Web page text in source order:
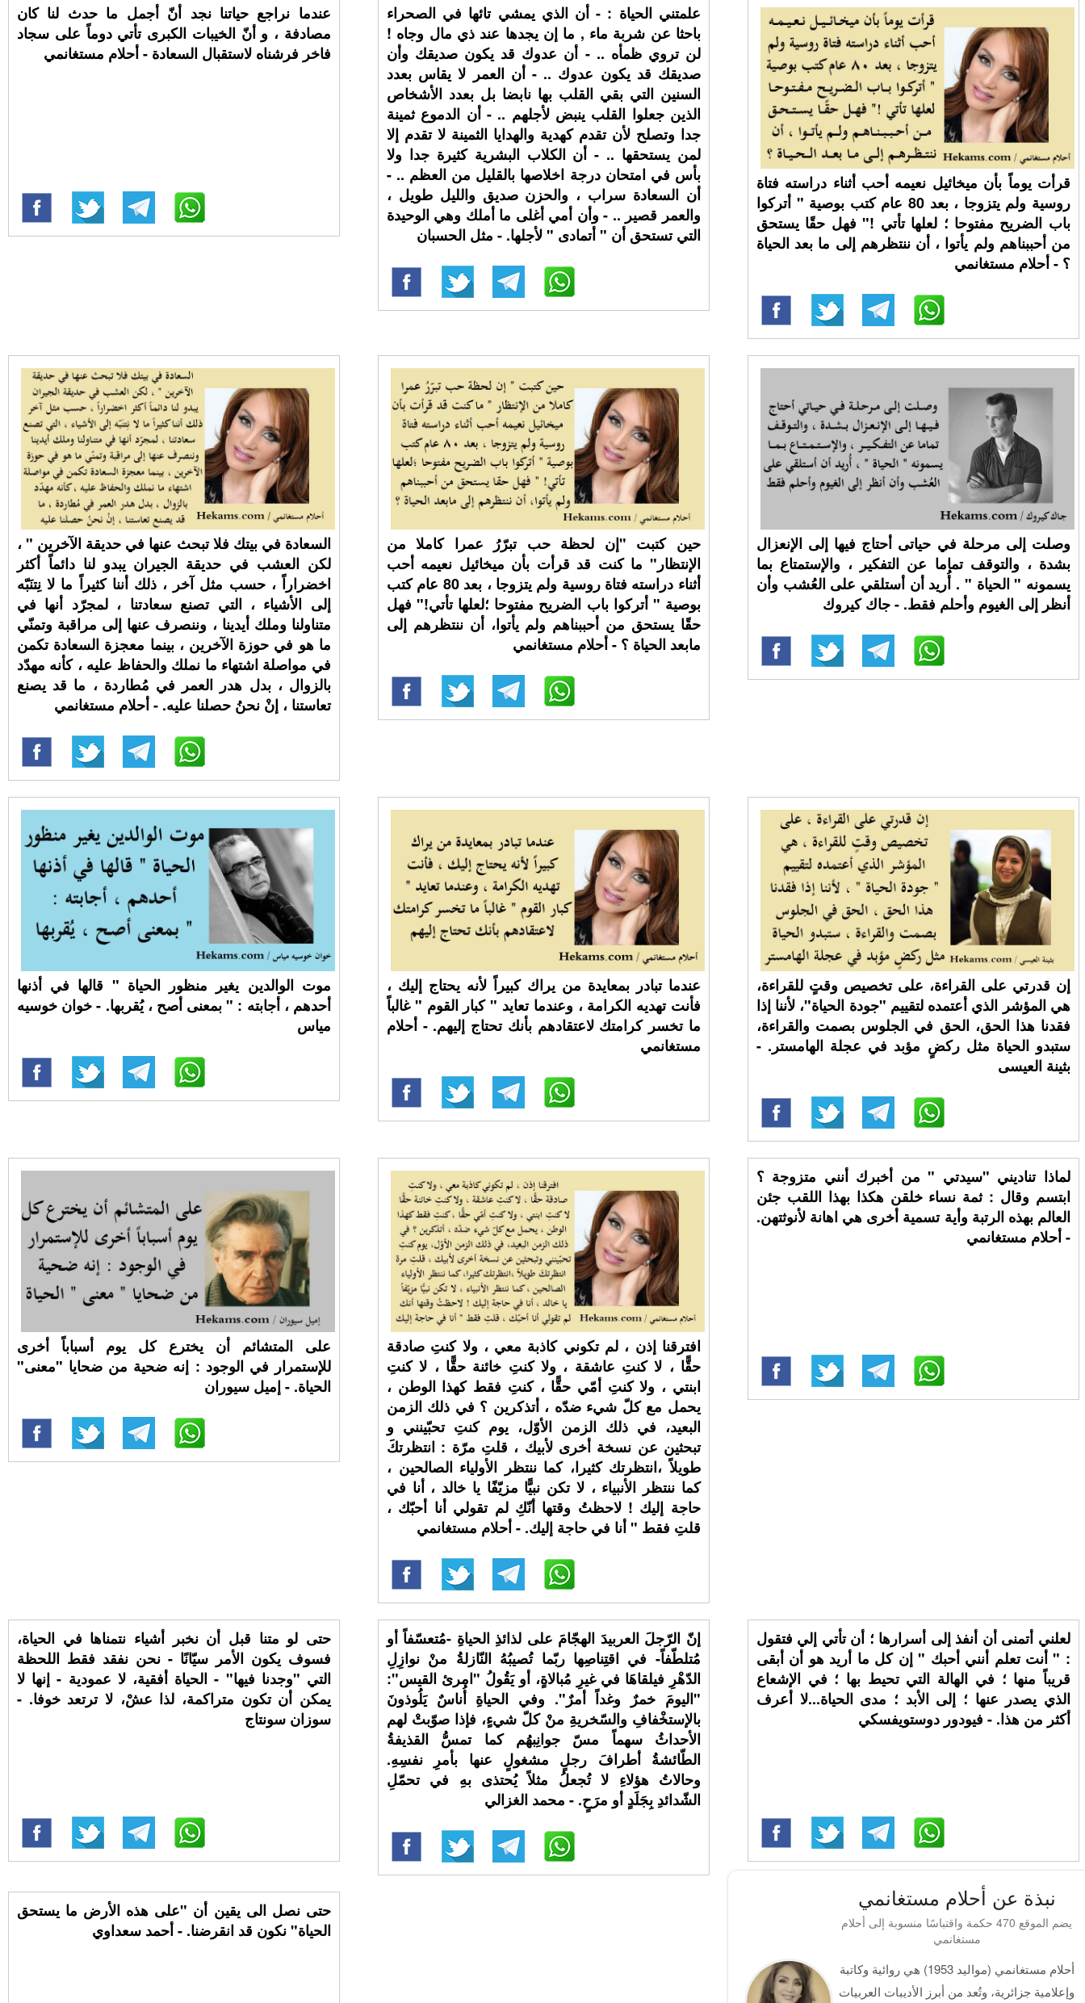
عندما نراجع حياتنا نجد أنّ أجمل ما حدث لنا كان
مصادفة ، و أنّ الخيبات الكبرى تأتي دوماً على سجاد
فاخر فرشناه لاستقبال السعادة - أحلام مستغانمي
علمتني الحياة : - أن الذي يمشي تائها في الصحراء
باحثا عن شربة ماء , ما إن يجدها عند ذي مال وجاه !
لن تروي ظمأه .. - أن عدوك قد يكون صديقك وأن
صديقك قد يكون عدوك .. - أن العمر لا يقاس بعدد
السنين التي بقي القلب بها نابضا بل بعدد الأشخاص
الذين جعلوا القلب ينبض لأجلهم .. - أن الدموع ثمينة
جدا وتصلح لأن تقدم كهدية والهدايا الثمينة لا تقدم إلا
لمن يستحقها .. - أن الكلاب البشرية كثيرة جدا ولا
بأس في امتحان درجة اخلاصها بالقليل من العظم .. -
أن السعادة سراب ، والحزن صديق والليل طويل ،
والعمر قصير .. - وأن أمي أغلى ما أملك وهي الوحيدة
التي تستحق أن " أتمادى " لأجلها. - مثل الحسبان
قرأت يوماً بأن ميخائيل نعيمه أحب أثناء دراسته فتاة
روسية ولم يتزوجا ، بعد 80 عام كتب بوصية " أتركوا
باب الضريح مفتوحا ؛ لعلها تأتي !" فهل حقًا يستحق
من أحببناهم ولم يأتوا ، أن ننتظرهم إلى ما بعد الحياة
؟ - أحلام مستغانمي
السعادة في بيتك فلا تبحث عنها في حديقة الآخرين " ،
لكن العشب في حديقة الجيران يبدو لنا دائماً أكثر
اخضراراً ، حسب مثل آخر ، ذلك أننا كثيراً ما لا نِتنَبّه
إلى الأشياء ، التي تصنع سعادتنا ، لمجرّد أنها في
متناولنا وملك أيدينا ، وننصرف عنها إلى مراقبة وتمنّي
ما هو في حوزة الآخرين ، بينما معجزة السعادة تكمن
في مواصلة اشتهاء ما نملك والحفاظ عليه ، كأنه مهدّد
بالزوال ، بدل هدر العمر في مُطاردة ، ما قد يصنع
تعاستنا ، إنْ نحنُ حصلنا عليه. - أحلام مستغانمي
حين كتبت "إن لحظة حب تبرّرُ عمرا كاملا من
الإنتظار" ما كنت قد قرأت بأن ميخائيل نعيمه أحب
أثناء دراسته فتاة روسية ولم يتزوجا ، بعد 80 عام كتب
بوصية " أتركوا باب الضريح مفتوحا ؛لعلها تأتي!" فهل
حقًا يستحق من أحببناهم ولم يأتوا، أن ننتظرهم إلى
مابعد الحياة ؟ - أحلام مستغانمي
وصلت إلى مرحلة في حياتى أحتاج فيها إلى الإنعزال
بشدة ، والتوقف تماما عن التفكير ، والإستمتاع بما
يسمونه " الحياة " . أُريد أن أستلقي على العُشب وأن
أنظر إلى الغيوم وأحلم فقط. - جاك كيروك
موت الوالدين يغير منظور الحياة " قالها في أذنها
أحدهم ، أجابته : " بمعنى أصح ، يُقربها. - خوان خوسيه
مياس
عندما تبادر بمعايدة من يراك كبيراً لأنه يحتاج إليك ،
فأنت تهديه الكرامة ، وعندما تعايد " كبار القوم " غالباً
ما تخسر كرامتك لاعتقادهم بأنك تحتاج إليهم. - أحلام
مستغانمي
إن قدرتي على القراءة، على تخصيص وقتٍ للقراءة،
هي المؤشر الذي أعتمده لتقييم "جودة الحياة"، لأننا إذا
فقدنا هذا الحق، الحق في الجلوس بصمت والقراءة،
ستبدو الحياة مثل ركضٍ مؤبد في عجلة الهامستر. -
بثينة العيسى
على المتشائم أن يخترع كل يوم أسباباً أخرى
للإستمرار في الوجود : إنه ضحية من ضحايا "معنى"
الحياة. - إميل سيوران
افترقنا إذن ، لم تكوني كاذبة معي ، ولا كنتِ صادقة
حقًّا ، لا كنتِ عاشقة ، ولا كنتِ خائنة حقًّا ، لا كنتِ
ابنتي ، ولا كنتِ أمّي حقًّا ، كنتِ فقط كهذا الوطن ،
يحمل مع كلّ شيء ضدّه ، أتذكرين ؟ في ذلك الزمن
البعيد، في ذلك الزمن الأوّل، يوم كنتِ تحبّينني و
تبحثين عن نسخة أخرى لأبيك ، قلتِ مرّة : انتظرتكَ
طويلاً ،انتظرتك كثيرا، كما ننتظر الأولياء الصالحين ،
كما ننتظر الأنبياء ، لا تكن نبيًّا مزيّفًا يا خالد ، أنا في
حاجة إليك ! لاحظتُ وقتها أنّكِ لم تقولي أنا أحبّك ،
قلتِ فقط " أنا في حاجة إليك. - أحلام مستغانمي
لماذا تناديني "سيدتي " من أخبرك أنني متزوجة ؟
ابتسم وقال : ثمة نساء خلقن هكذا بهذا اللقب جئن
العالم بهذه الرتبة وأية تسمية أخرى هي اهانة لأنوثتهن.
- أحلام مستغانمي
حتى لو متنا قبل أن نخبر أشياء نتمناها في الحياة،
فسوف يكون الأمر سيّانًا - نحن نفقد فقط اللحظة
التي "وجدنا فيها" - الحياة أفقية، لا عمودية - إنها لا
يمكن أن تكون متراكمة، لذا عشْ، لا ترتعد خوفا. -
سوزان سونتاج
إنّ الرّجلَ العربيدَ الهجّامَ على لذائذِ الحياةِ -مُتعسّفاً أو
مُتلطّفاً- في اقتِناصِها ربّما تُصيبُهُ النّازلةُ منْ نوازِلِ
الدّهْرِ فيلقاهَا في غيرِ مُبالاةٍ، أو يَقُولُ "امرئ القيس":
"اليومَ خمرٌ وغداً أمرٌ". وفي الحياةِ أُناسٌ يَلُوذونَ
بالإستخْفافِ والسّخريةِ منْ كلّ شيءٍ، فإذا صوّبتْ لهم
الأحداثُ سهماً مسّ جوانِبهُم كما تمسُّ القذيفةُ
الطّائشةُ أطرافَ رجلٍ مشغولٍ عنها بأمرِ نفسِهِ.
وحالاتُ هؤلاءِ لا تُجعلُ مثلاً يُحتذى بهِ في تحمّلِ
الشّدائدِ بِجَلَدٍ أو مرَحٍ. - محمد الغزالي
لعلني أتمنى أن أنفذ إلى أسرارها ؛ أن تأتي إلي فتقول
: " أنت تعلم أنني أحبك " إن كل ما أريد هو أن أبقى
قريباً منها ؛ في الهالة التي تحيط بها ؛ في الإشعاع
الذي يصدر عنها ؛ إلى الأبد ؛ مدى الحياة...لا أعرف
أكثر من هذا. - فيودور دوستويفسكي
حتى نصل الى يقين أن "على هذه الأرض ما يستحق
الحياة" نكون قد انقرضنا. - أحمد سعداوي
نبذة عن أحلام مستغانمي
يضم الموقع 470 حكمة واقتباسًا منسوبة إلى أحلام
مستغانمي
أحلام مستغانمي (مواليد 1953) هي روائية وكاتبة
وإعلامية جزائرية، وتُعد من أبرز الأديبات العربيات